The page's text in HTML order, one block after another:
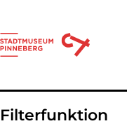
Filterfunktion